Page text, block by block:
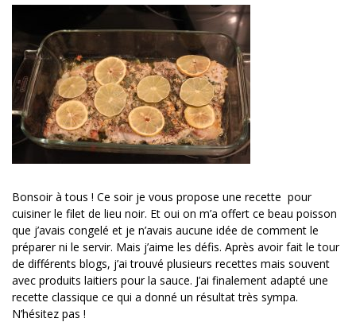
Bonsoir à tous ! Ce soir je vous propose une recette pour
cuisiner le filet de lieu noir. Et oui on m’a offert ce beau poisson
que j’avais congelé et je n’avais aucune idée de comment le
préparer ni le servir. Mais j’aime les défis. Après avoir fait le tour
de différents blogs, j’ai trouvé plusieurs recettes mais souvent
avec produits laitiers pour la sauce. J’ai finalement adapté une
recette classique ce qui a donné un résultat très sympa.
N’hésitez pas !